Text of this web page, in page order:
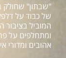
"שבתון" שחולק
של כבוד על
המוביל בציבור
ומתחלפים על
אהובים ומדורי